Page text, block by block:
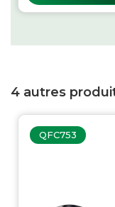
4 autres
QFC753